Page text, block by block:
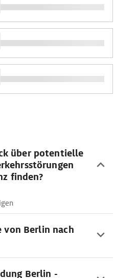
über potentielle
finden?
von Berlin nach
Berlin -